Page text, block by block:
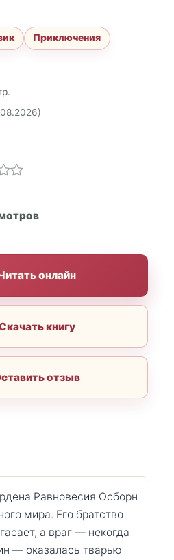
Приключения
онлайн
книгу
отзыв
Равновесия Осборн
мира. Его братство
а враг — некогда
— оказалась тварью